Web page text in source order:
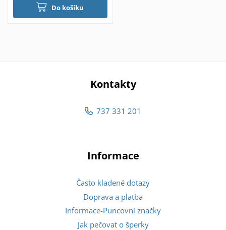
Do košíku
Kontakty
737 331 201
Informace
Často kladené dotazy
Doprava a platba
Informace-Puncovní značky
Jak pečovat o šperky